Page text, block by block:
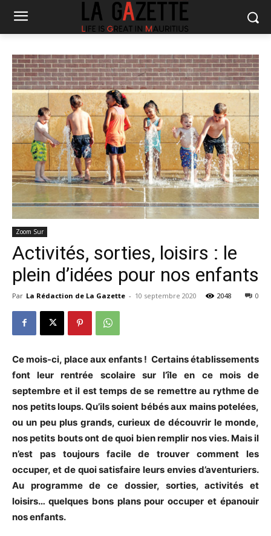
Zoom Sur
Activités, sorties, loisirs : le
plein d’idées pour nos enfants
Par La Rédaction de La Gazette - 10 septembre 2020 0
2048
Ce mois-ci, place aux enfants ! Certains établissements
font leur rentrée scolaire sur l’île en ce mois de
septembre et il est temps de se remettre au rythme de
nos petits loups. Qu’ils soient bébés aux mains potelées,
ou un peu plus grands, curieux de découvrir le monde,
nos petits bouts ont de quoi bien remplir nos vies. Mais il
n’est pas toujours facile de trouver comment les
occuper, et de quoi satisfaire leurs envies d’aventuriers.
Au programme de ce dossier, sorties, activités et
loisirs… quelques bons plans pour occuper et épanouir
nos enfants.